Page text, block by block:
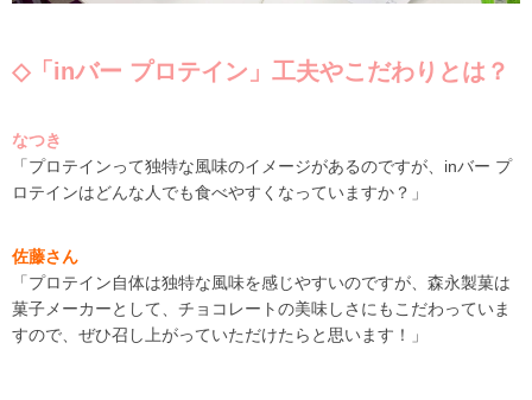
◇「inバー プロテイン」工夫やこだわりとは？
なつき
「プロテインって独特な風味のイメージがあるのですが、 inバー プ
ロテインはどんな人でも食べやすくなっていますか？」
佐藤さん
「プロテイン自体は独特な風味を感じやすいのですが、 森永製菓は
菓子メーカーとして、チョコレートの美味しさにもこだわっていま
すので、ぜひ召し上がっていただけたらと思います！
」